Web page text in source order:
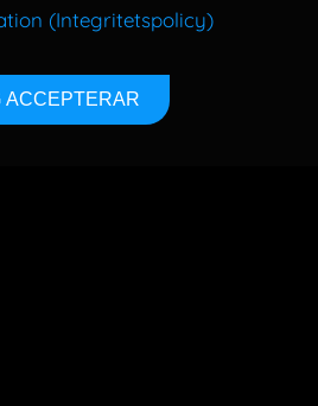
(Integritetspolicy)
ACCEPTERAR